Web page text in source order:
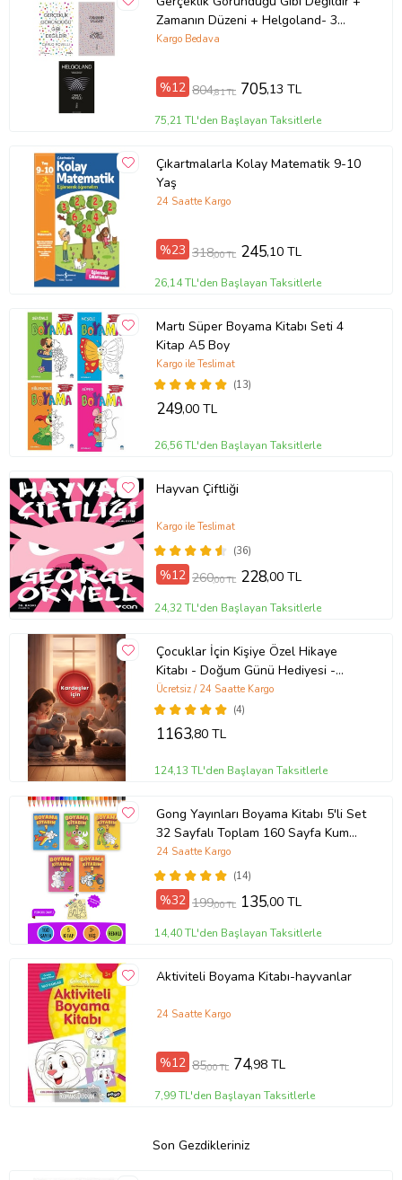
Zamanın Düzeni + Helgoland- 3
Kitap Set - Iş Bankası Özel Set
Kargo Bedava
%12 804,81 TL 705,13 TL
75,21 TL'den Başlayan Taksitlerle
Çıkartmalarla Kolay Matematik 9-10
Yaş
24 Saatte Kargo
%23 318,00 TL 245,10 TL
26,14 TL'den Başlayan Taksitlerle
Martı Süper Boyama Kitabı Seti 4
Kitap A5 Boy
(13)
Kargo ile Teslimat
249,00 TL
26,56 TL'den Başlayan Taksitlerle
Hayvan Çiftliği
(36)
Kargo ile Teslimat
%12 260,00 TL 228,00 TL
24,32 TL'den Başlayan Taksitlerle
Çocuklar İçin Kişiye Özel Hikaye
Kitabı - Doğum Günü Hediyesi -
Okuma Hediyesi
(4)
Ücretsiz / 24 Saatte Kargo
1163,80 TL
124,13 TL'den Başlayan Taksitlerle
Gong Yayınları Boyama Kitabı 5'li Set
32 Sayfalı Toplam 160 Sayfa Kum
Boyama Hediyeli (Buz-Buz)
(14)
24 Saatte Kargo
%32 199,00 TL 135,00 TL
14,40 TL'den Başlayan Taksitlerle
Aktiviteli Boyama Kitabı-hayvanlar
24 Saatte Kargo
%12 85,00 TL 74,98 TL
7,99 TL'den Başlayan Taksitlerle
Son Gezdikleriniz